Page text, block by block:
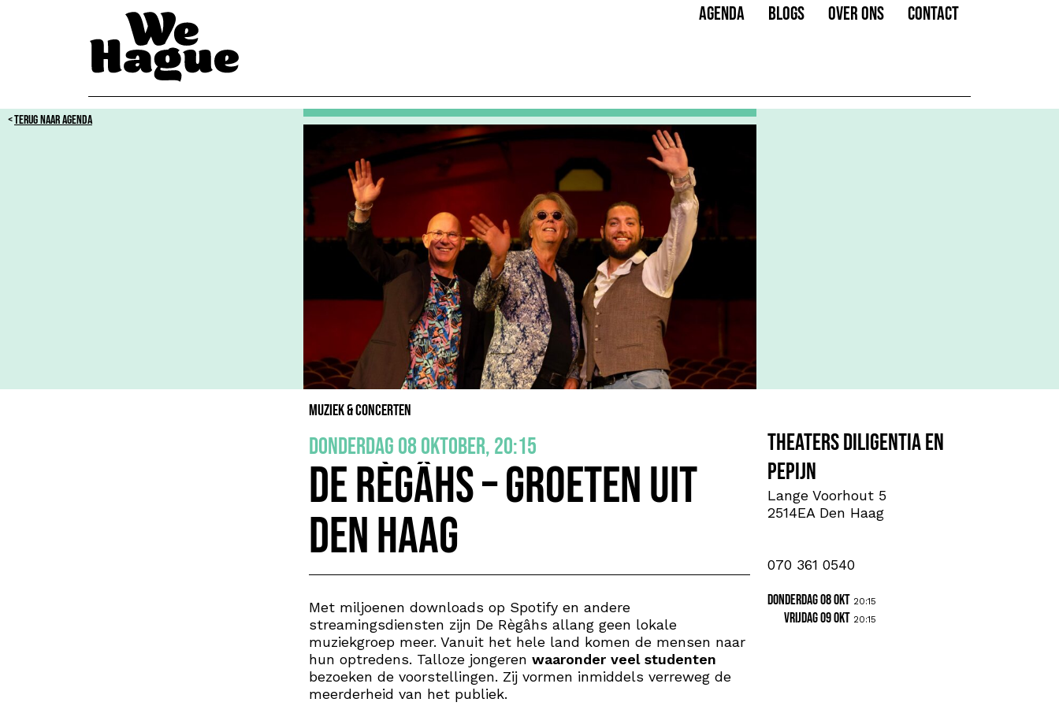
AGENDA BLOGS OVER ONS CONTACT
TERUG NAAR AGENDA
Muziek & Concerten
donderdag 08 oktober, 20:15
De Règâhs – Groeten uit
Den Haag
Met miljoenen downloads op Spotify en andere
streamingsdiensten zijn De Règâhs allang geen lokale
muziekgroep meer. Vanuit het hele land komen de mensen naar
hun optredens. Talloze jongeren waaronder veel studenten
bezoeken de voorstellingen. Zij vormen inmiddels verreweg de
meerderheid van het publiek.
Theaters Diligentia en
PePijn
Lange Voorhout 5
2514EA Den Haag
070 361 0540
donderdag 08 okt 20:15
vrijdag 09 okt 20:15